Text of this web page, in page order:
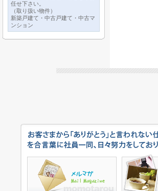
任せ下さい。
（取り扱い物件）
新築戸建て・中古戸建て・中古マ
ンション